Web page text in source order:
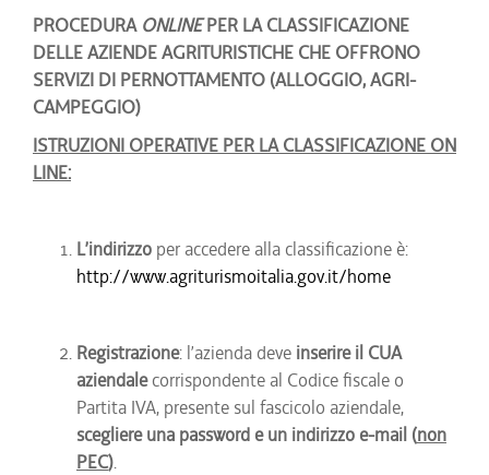
PROCEDURA ONLINEPER LA CLASSIFICAZIONE
DELLE AZIENDE AGRITURISTICHE CHE OFFRONO
SERVIZI DI PERNOTTAMENTO (ALLOGGIO, AGRI-
CAMPEGGIO)
ISTRUZIONI OPERATIVE PER LA CLASSIFICAZIONE ON
LINE:
L’indirizzo per accedere alla classificazione è:
http://www.agriturismoitalia.gov.it/home
Registrazione: l’azienda deve inserire il CUA
aziendalecorrispondente al Codice fiscale o
Partita IVA, presente sul fascicolo aziendale,
scegliere una password e un indirizzo e-mail (non
PEC).